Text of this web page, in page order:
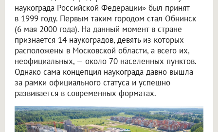
наукограда Российской Федерации» был принят
в 1999 году. Первым таким городом стал Обнинск
(6 мая 2000 года). На данный момент в стране
признается 14 наукоградов, девять из которых
расположены в Московской области, а всего их,
неофициальных, — около 70 населенных пунктов.
Однако сама концепция наукограда давно вышла
за рамки официального статуса и успешно
развивается в современных форматах.